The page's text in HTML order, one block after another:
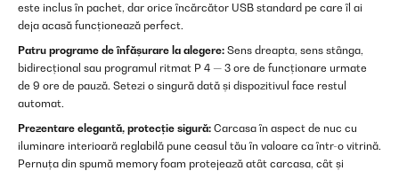
este inclus în pachet, dar orice încărcător USB standard pe care îl ai
deja acasă funcționează perfect.
Patru programe de înfășurare la alegere: Sens dreapta, sens stânga,
bidirecțional sau programul ritmat P 4 — 3 ore de funcționare urmate
de 9 ore de pauză. Setezi o singură dată și dispozitivul face restul
automat.
Prezentare elegantă, protecție sigură: Carcasa în aspect de nuc cu
iluminare interioară reglabilă pune ceasul tău în valoare ca într-o vitrină.
Pernuța din spumă memory foam protejează atât carcasa, cât și